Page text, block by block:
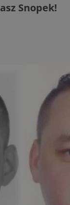
Snopek!